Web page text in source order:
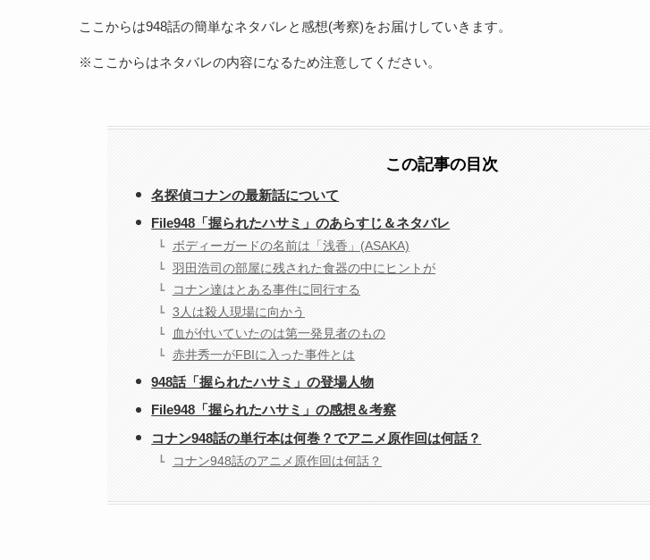
ここからは948話の簡単なネタバレと感想(考察)をお届けしていきます。
※ここからはネタバレの内容になるため注意してください。
この記事の目次
名探偵コナンの最新話について
File948「握られたハサミ」のあらすじ＆ネタバレ
ボディーガードの名前は「浅香」(ASAKA)
羽田浩司の部屋に残された食器の中にヒントが
コナン達はとある事件に同行する
3人は殺人現場に向かう
血が付いていたのは第一発見者のもの
赤井秀一がFBIに入った事件とは
948話「握られたハサミ」の登場人物
File948「握られたハサミ」の感想＆考察
コナン948話の単行本は何巻？でアニメ原作回は何話？
コナン948話のアニメ原作回は何話？